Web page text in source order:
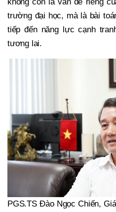
trường đại học, mà là bài
tiếp đến năng lực cạnh
tương lai.
PGS.TS Đào Ngọc Chiến,